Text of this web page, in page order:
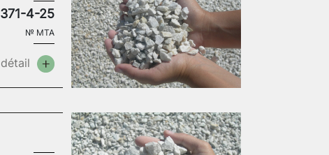
371-4-25
№ MTA
détail